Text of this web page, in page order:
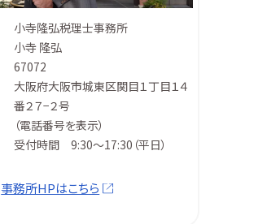
小寺隆弘税理士事務所
小寺 隆弘
67072
大阪府大阪市城東区関目１丁目１４
番２７−２号
（電話番号を表示）
受付時間 9:30～17:30（平日）
事務所HPはこちら